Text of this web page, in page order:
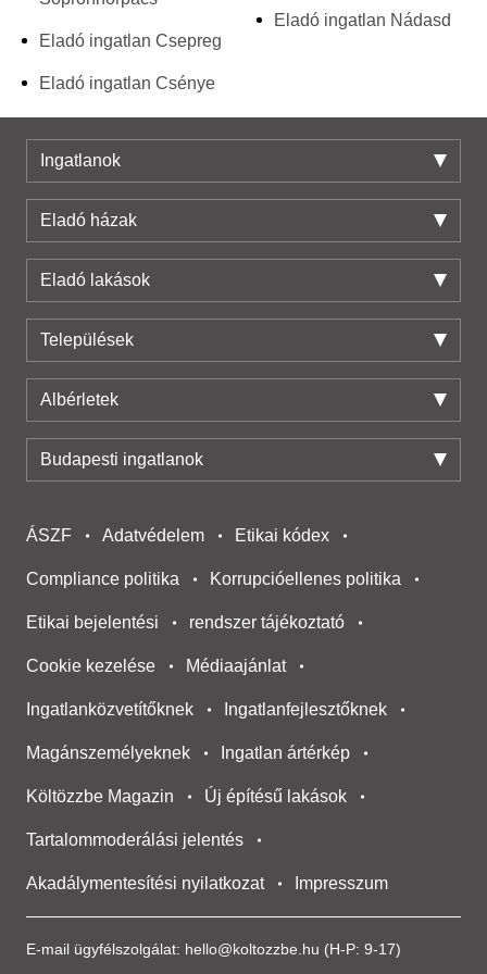
Eladó ingatlan Csepreg
Eladó ingatlan Csénye
Eladó ingatlan Nádasd
Ingatlanok
Eladó házak
Eladó lakások
Települések
Albérletek
Budapesti ingatlanok
E-mail ügyfélszolgálat: hello@koltozzbe.hu (H-P: 9-17)
ÁSZF Adatvédelem Etikai kódex
Compliance politika Korrupcióellenes politika
Etikai bejelentési rendszer tájékoztató
Cookie kezelése Médiaajánlat
Ingatlanközvetítőknek Ingatlanfejlesztőknek
Magánszemélyeknek Ingatlan ártérkép
Költözzbe Magazin Új építésű lakások
Tartalommoderálási jelentés
Akadálymentesítési nyilatkozat Impresszum